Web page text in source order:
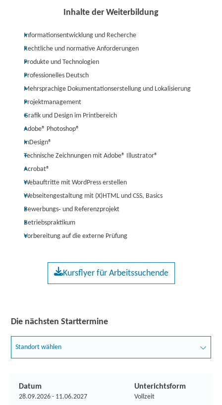
Inhalte der Weiterbildung
Informationsentwicklung und Recherche
Rechtliche und normative Anforderungen
Produkte und Technologien
Professionelles Deutsch
Mehrsprachige Dokumentationserstellung und Lokalisierung
Projektmanagement
Grafik und Design im Printbereich
Adobe® Photoshop®
InDesign®
Technische Zeichnungen mit Adobe® Illustrator®
Acrobat®
Webauftritte mit WordPress erstellen
Webseitengestaltung mit (X)HTML und CSS, Basics
Bewerbungs‐ und Referenzprojekt
Betriebspraktikum
Vorbereitung auf die externe Prüfung
Kursflyer für Arbeitssuchende
Die nächsten Starttermine
Standort wählen
Datum
28.09.2026 - 11.06.2027
Unterichtsform
Vollzeit